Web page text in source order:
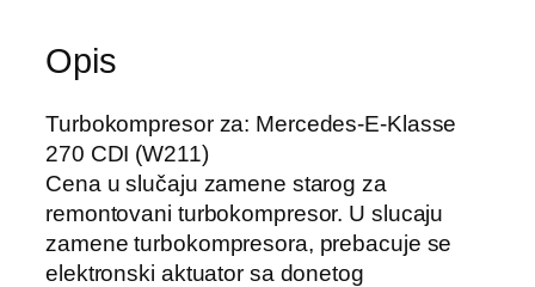
Opis
Turbokompresor za: Mercedes-E-Klasse
270 CDI (W211)
Cena u slučaju zamene starog za
remontovani turbokompresor. U slucaju
zamene turbokompresora, prebacuje se
elektronski aktuator sa donetog